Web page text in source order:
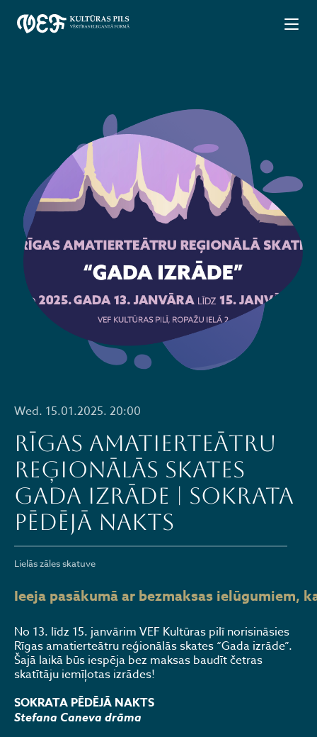
Wed. 15.01.2025. 20:00
Rīgas amatierteātru
reģionālās skates
GADA IZRĀDE | SOKRATA
PĒDĒJĀ NAKTS
Lielās zāles skatuve
Ieeja pasākumā ar bezmaksas ielūgumiem,
No 13. līdz 15. janvārim VEF Kultūras pilī norisināsies
Rīgas amatierteātru reģionālās skates “Gada izrāde”.
Šajā laikā būs iespēja bez maksas baudīt četras
skatītāju iemīļotas izrādes!
SOKRATA PĒDĒJĀ NAKTS
Stefana Caneva drāma